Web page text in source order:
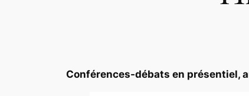
Conférences-débats en présentiel,